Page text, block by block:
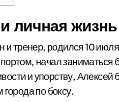
личная жизнь
тренер, родился 10 июля
начал заниматься
и упорству, Алексей
города по боксу.